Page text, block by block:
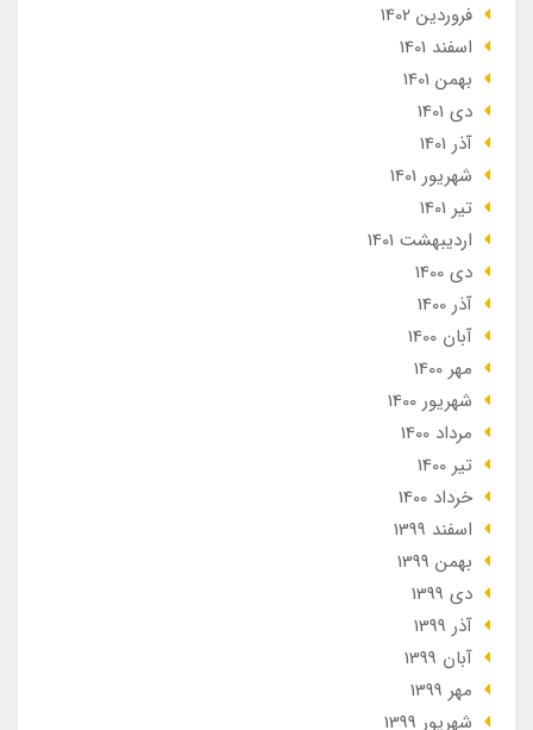
فروردین 1402
اسفند 1401
بهمن 1401
دی 1401
آذر 1401
شهریور 1401
تير 1401
ارديبهشت 1401
دی 1400
آذر 1400
آبان 1400
مهر 1400
شهریور 1400
مرداد 1400
تير 1400
خرداد 1400
اسفند 1399
بهمن 1399
دی 1399
آذر 1399
آبان 1399
مهر 1399
شهریور 1399